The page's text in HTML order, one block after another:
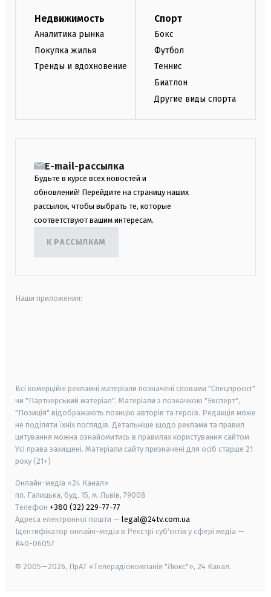
Недвижимость
Аналитика рынка
Покупка жилья
Тренды и вдохновение
Спорт
Бокс
Футбол
Теннис
Биатлон
Другие виды спорта
E-mail-рассылка
Будьте в курсе всех новостей и
обновлений! Перейдите на страницу наших
рассылок, чтобы выбрать те, которые
соответствуют вашим интересам.
К РАССЫЛКАМ
Наши приложения:
Всі комерційні рекламні матеріали позначені словами "Спецпроєкт"
чи "Партнерський матеріал". Матеріали з позначкою "Експерт",
"Позиція" відображають позицію авторів та героїв. Редакція може
не поділяти їхніх поглядів. Детальніше щодо реклами та правил
цитування можна ознайомитись в правилах користування сайтом.
Усі права захищені. Матеріали сайту призначені для осіб старше 21
року (21+)
Онлайн-медіа «24 Канал»
пл. Галицька, буд. 15, м. Львів, 79008
Телефон +380 (32) 229-77-77
Адреса електронної пошти — legal@24tv.com.ua
Ідентифікатор онлайн-медіа в Реєстрі суб'єктів у сфері медіа —
R40-06057
© 2005—2026, ПрАТ «Телерадіокомпанія "Люкс"», 24 Канал.